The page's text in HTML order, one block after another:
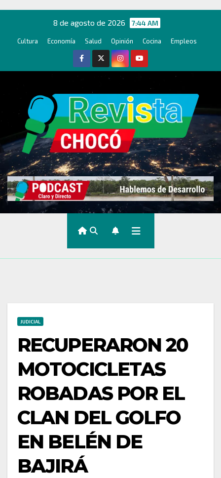
contenido
8 de agosto de 2026 7:44 AM
Cultura Economía Salud Opinión Cocina Empleos
JUDICIAL
RECUPERARON 20
MOTOCICLETAS
ROBADAS POR EL
CLAN DEL GOLFO
EN BELÉN DE
BAJIRÁ